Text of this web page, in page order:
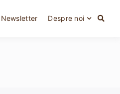
Newsletter Despre noi